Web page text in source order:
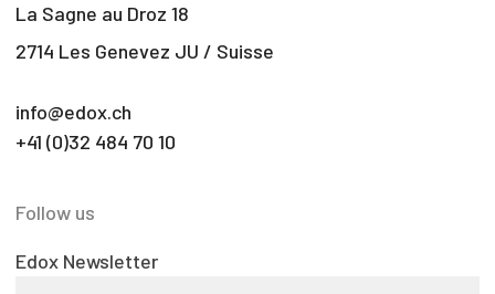
La Sagne au Droz 18
2714 Les Genevez JU / Suisse
info@edox.ch
+41 (0)32 484 70 10
Follow us
Edox Newsletter